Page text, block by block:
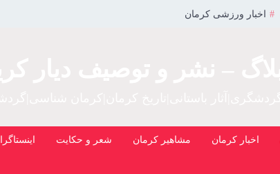
اخبار ورزشی کرمان
اخبار کرمان مشاهیر کرمان شعر و حکایت